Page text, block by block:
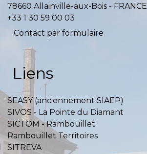
78660 Allainville-aux-Bois - FRANCE
+33 1 30 59 00 03
Contact par formulaire
Liens
SEASY (anciennement SIAEP)
SIVOS - La Pointe du Diamant
SICTOM - Rambouillet
Rambouillet Territoires
SITREVA